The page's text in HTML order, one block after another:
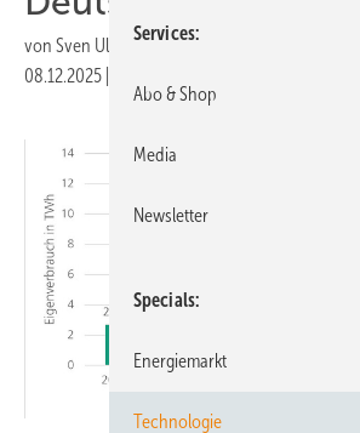
von Sven Ullrich
08.12.2025
Services
Abo & Shop
Media
Newsletter
Specials
Energiemarkt
Technologie